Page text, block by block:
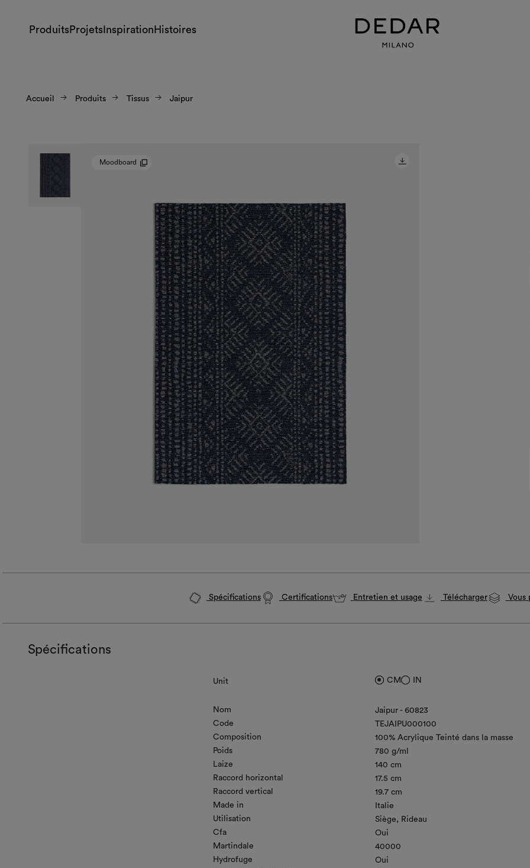
ProduitsProjets Inspiration Histoires
Accueil Produits Tissus Jaipur
Moodboard
Spécifications Certifications Entretien et usage Télécharger Vous
Spécifications
Unit CM IN
Nom
Jaipur - 60823
Code
TEJAIPU000100
Composition
100% Acrylique Teinté dans la masse
Poids
780 g/ml
Laize
140 cm
Raccord horizontal
17.5 cm
Raccord vertical
19.7 cm
Made in
Italie
Utilisation
Siège
Rideau
Cfa
Oui
Martindale
40000
Hydrofuge
Oui